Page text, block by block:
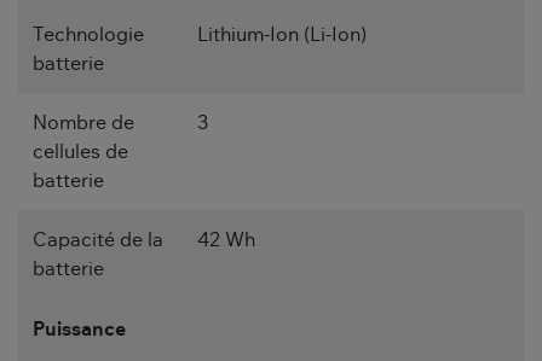
Technologie
batterie
Lithium-Ion (Li-Ion)
Nombre de
cellules de
batterie
3
Capacité de la
batterie
42 Wh
Puissance